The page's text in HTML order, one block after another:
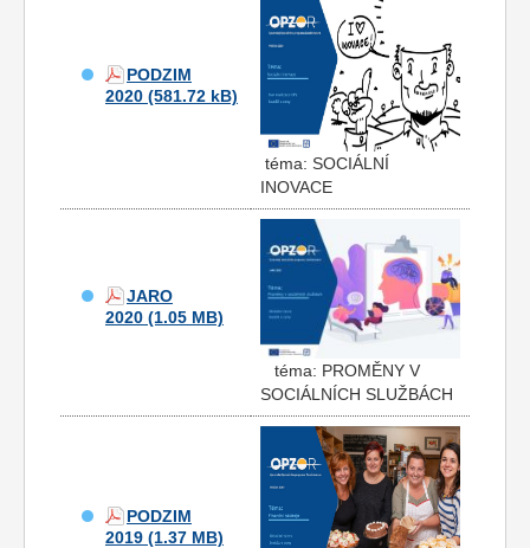
PODZIM
2020
téma: SOCIÁLNÍ
INOVACE
JARO
2020
téma: PROMĚNY V
SOCIÁLNÍCH SLUŽBÁCH
PODZIM
2019